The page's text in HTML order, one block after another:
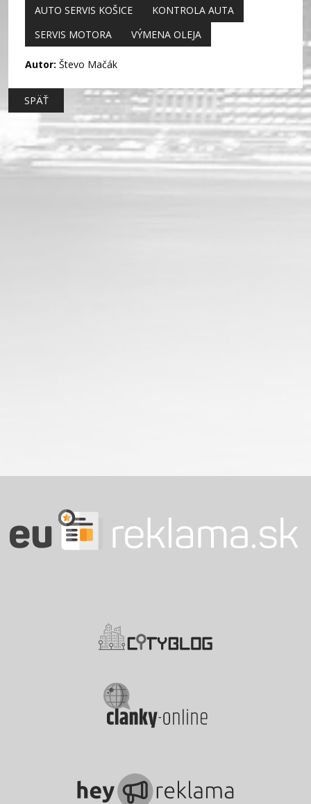
AUTO SERVIS KOŠICE
KONTROLA AUTA
SERVIS MOTORA
VÝMENA OLEJA
Autor: Števo Mačák
SPÄŤ